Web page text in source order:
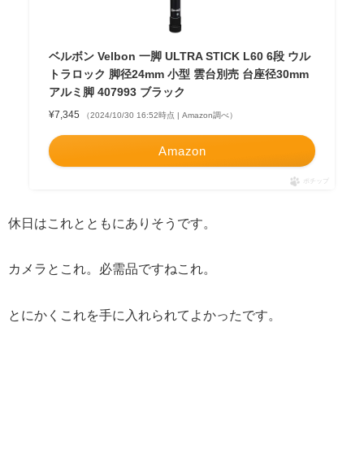
ベルボン Velbon 一脚 ULTRA STICK L60 6段 ウル
トラロック 脚径24mm 小型 雲台別売 台座径30mm
アルミ脚 407993 ブラック
¥7,345 （2024/10/30 16:52時点 | Amazon調べ）
Amazon
ポチップ
休日はこれとともにありそうです。
カメラとこれ。必需品ですねこれ。
とにかくこれを手に入れられてよかったです。